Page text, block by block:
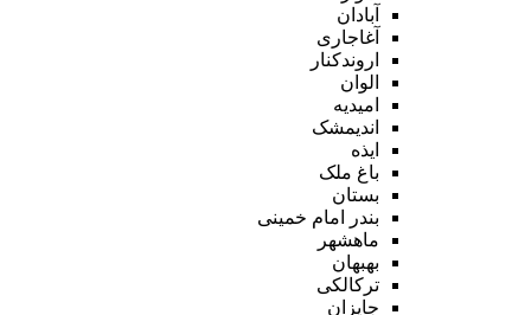
آبادان
آغاجاری
اروندکنار
الوان
امیدیه
اندیمشک
ایذه
باغ ملک
بستان
بندر امام خمینی
ماهشهر
بهبهان
ترکالکی
جایزان